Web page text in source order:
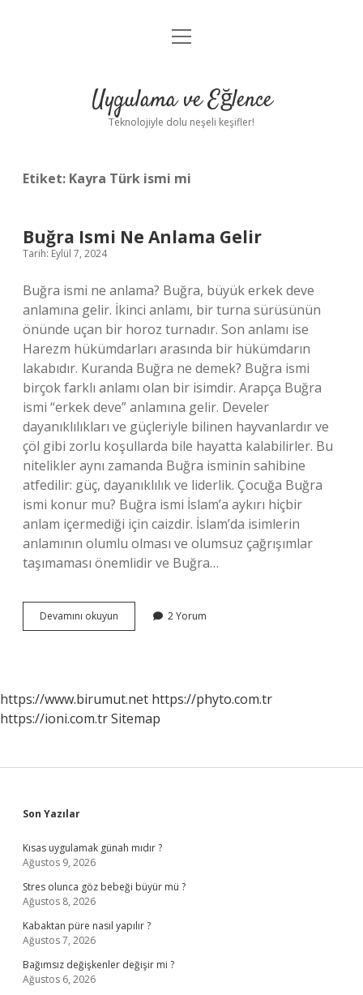
Anasayfa
Yasal Uyarı
menüyü
Uygulama ve Eğlence
Teknolojiyle dolu neşeli keşifler!
Etiket: Kayra Türk ismi mi
Buğra Ismi Ne Anlama Gelir
Tarih: Eylül 7, 2024
Buğra ismi ne anlama? Buğra, büyük erkek deve
anlamına gelir. İkinci anlamı, bir turna sürüsünün
önünde uçan bir horoz turnadır. Son anlamı ise
Harezm hükümdarları arasında bir hükümdarın
lakabıdır. Kuranda Buğra ne demek? Buğra ismi
birçok farklı anlamı olan bir isimdir. Arapça Buğra
ismi “erkek deve” anlamına gelir. Develer
dayanıklılıkları ve güçleriyle bilinen hayvanlardır ve
çöl gibi zorlu koşullarda bile hayatta kalabilirler. Bu
nitelikler aynı zamanda Buğra isminin sahibine
atfedilir: güç, dayanıklılık ve liderlik. Çocuğa Buğra
ismi konur mu? Buğra ismi İslam’a aykırı hiçbir
anlam içermediği için caizdir. İslam’da isimlerin
anlamının olumlu olması ve olumsuz çağrışımlar
taşımaması önemlidir ve Buğra…
Devamını okuyun
Ismi
2 Yorum
https://www.birumut.net https://phyto.com.tr
https://ioni.com.trSitemap
Sidebar
Son Yazılar
Kısas uygulamak günah mıdır ?
Ağustos 9, 2026
Stres olunca göz bebeği büyür mü ?
Ağustos 8, 2026
Kabaktan püre nasıl yapılır ?
Ağustos 7, 2026
Bağımsız değişkenler değişir mi ?
Ağustos 6, 2026